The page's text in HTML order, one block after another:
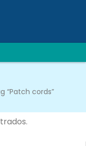
“Patch cords”